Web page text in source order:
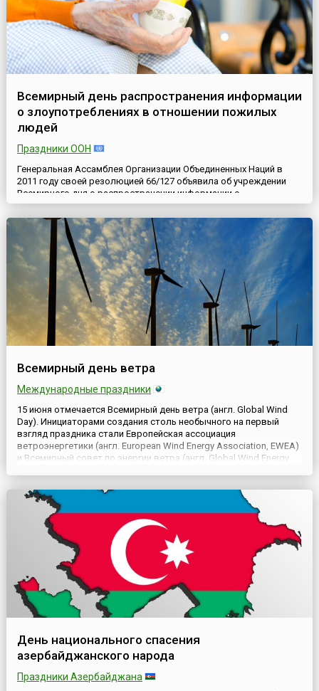
Всемирный день распространения информации
о злоупотреблениях в отношении пожилых
людей
Праздники ООН
Генеральная Ассамблея Организации Объединенных Наций в
2011 году своей резолюцией 66/127 объявила об учреждении
Всемирного дня о распространении информации о
злоупотреблениях в отношении пожилых людей (англ. World
Elder Abuse Awareness Day). Начиная с этого момента, 15 июня
ежегодно отмечается эта международная дата, когда весь мир
высказывает свое несогласие со злоупотреблениями в
отношении предс...
Всемирный день ветра
Международные праздники
15 июня отмечается Всемирный день ветра (англ. Global Wind
Day). Инициаторами создания столь необычного на первый
взгляд праздника стали Европейская ассоциация
ветроэнергетики (англ. European Wind Energy Association, EWEA)
и Всемирный совет по энергии ветра (англ. Global Wind Energy
энергетически...
День национального спасения
азербайджанского народа
Праздники Азербайджана